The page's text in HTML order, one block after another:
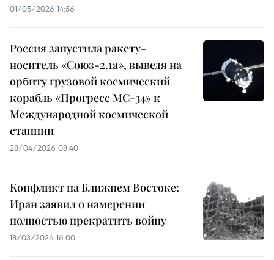
01/05/2026 14:56
Россия запустила ракету-
носитель «Союз-2.1а», выведя на
орбиту грузовой космический
корабль «Прогресс МС-34» к
Международной космической
станции
28/04/2026 08:40
Конфликт на Ближнем Востоке:
Иран заявил о намерении
полностью прекратить войну
18/03/2026 16:00